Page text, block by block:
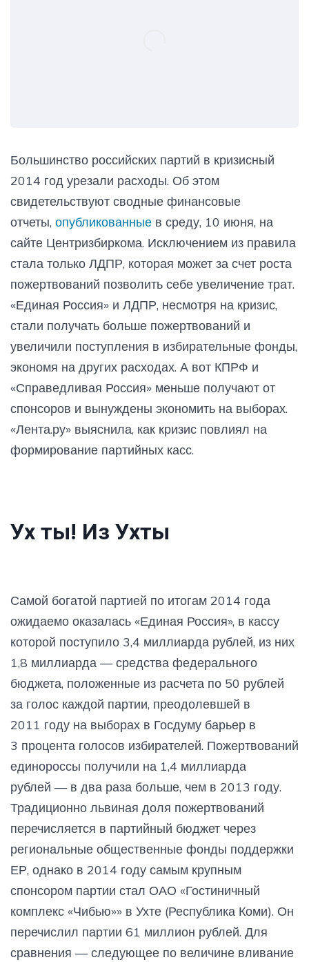
Большинство российских партий в кризисный
2014 год урезали расходы. Об этом
свидетельствуют сводные финансовые
отчеты, опубликованные в среду, 10 июня, на
сайте Центризбиркома. Исключением из правила
стала только ЛДПР, которая может за счет роста
пожертвований позволить себе увеличение трат.
«Единая Россия» и ЛДПР, несмотря на кризис,
стали получать больше пожертвований и
увеличили поступления в избирательные фонды,
экономя на других расходах. А вот КПРФ и
«Справедливая Россия» меньше получают от
спонсоров и вынуждены экономить на выборах.
«Лента.ру» выяснила, как кризис повлиял на
формирование партийных касс.
Ух ты! Из Ухты
Самой богатой партией по итогам 2014 года
ожидаемо оказалась «Единая Россия», в кассу
которой поступило 3,4 миллиарда рублей, из них
1,8 миллиарда — средства федерального
бюджета, положенные из расчета по 50 рублей
за голос каждой партии, преодолевшей в
2011 году на выборах в Госдуму барьер в
3 процента голосов избирателей. Пожертвований
единороссы получили на 1,4 миллиарда
рублей — в два раза больше, чем в 2013 году.
Традиционно львиная доля пожертвований
перечисляется в партийный бюджет через
региональные общественные фонды поддержки
ЕР, однако в 2014 году самым крупным
спонсором партии стал ОАО «Гостиничный
комплекс «Чибью»» в Ухте (Республика Коми). Он
перечислил партии 61 миллион рублей. Для
сравнения — следующее по величине вливание